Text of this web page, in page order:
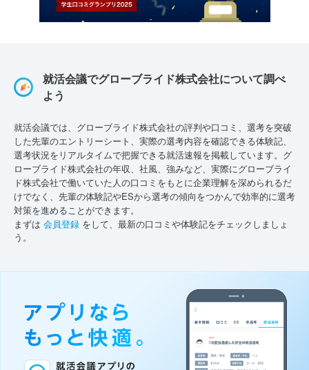
就活会議でグローブライド株式会社について調べ
よう
就活会議では、グローブライド株式会社の評判や口コミ、選考を突破
した先輩のエントリーシート、実際の選考内容を確認できる体験記、
選考状況をリアルタイムで把握できる就活速報を掲載しています。グ
ローブライド株式会社の年収、社風、強みなど、実際にグローブライ
ド株式会社で働いていた人の口コミをもとに企業理解を深められるだ
けでなく、先輩の体験記やESから選考の傾向をつかんで効率的に選考
対策を進めることができます。
まずは 会員登録 をして、最新の口コミや体験記をチェックしましょ
う。